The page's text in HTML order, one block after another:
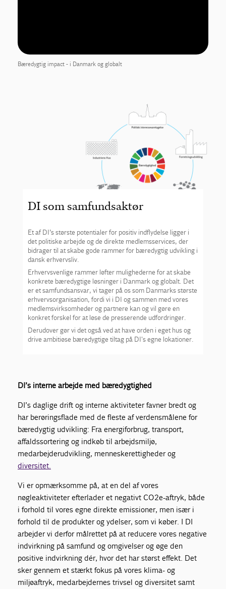
Bæredygtig impact - i Danmark og globalt
DI som samfundsaktør
Et af DI’s største potentialer for positiv indflydelse ligger i
det politiske arbejde og de direkte medlemsservices, der
bidrager til at skabe gode rammer for bæredygtig udvikling i
dansk erhvervsliv.
Erhvervsvenlige rammer løfter mulighederne for at skabe
konkrete bæredygtige løsninger i Danmark og globalt. Det
er et samfundsansvar, vi tager på os som Danmarks største
erhvervsorganisation, fordi vi i DI og sammen med vores
medlemsvirksomheder og partnere kan og vil gøre en
konkret forskel for at løse de presserende udfordringer.
Derudover gør vi det også ved at have orden i eget hus og
drive ambitiøse bæredygtige tiltag på DI's egne lokationer.
DI’s interne arbejde med bæredygtighed
DI’s daglige drift og interne aktiviteter favner bredt og
har berøringsflade med de fleste af verdensmålene for
bæredygtig udvikling: Fra energiforbrug, transport,
affaldssortering og indkøb til arbejdsmiljø,
medarbejderudvikling, menneskerettigheder og
diversitet.
Vi er opmærksomme på, at en del af vores
nøgleaktiviteter efterlader et negativt CO2e-aftryk, både
i forhold til vores egne direkte emissioner, men især i
forhold til de produkter og ydelser, som vi køber. I DI
arbejder vi derfor målrettet på at reducere vores negative
indvirkning på samfund og omgivelser og øge den
positive indvirkning dér, hvor det har størst effekt. Det
sker gennem et stærkt fokus på vores klima- og
miljøaftryk, medarbejdernes trivsel og diversitet samt